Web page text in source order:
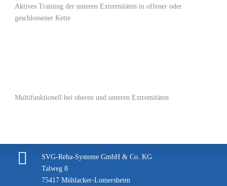
Aktives Training der unteren Extremitäten in offener oder
geschlossener Kette
Multifunktionell bei oberen und unteren Extremitäten
SVG-Reha-Systeme GmbH & Co. KG
Talweg 8
75417 Mühlacker-Lomersheim